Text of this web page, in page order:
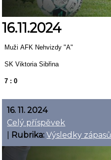
16.11.2024
Muži AFK Nehvizdy "A"
SK Viktoria Sibřina
7 : 0
16. 11. 2024
Celý příspěvek
Rubrika: Výsledky zápasů